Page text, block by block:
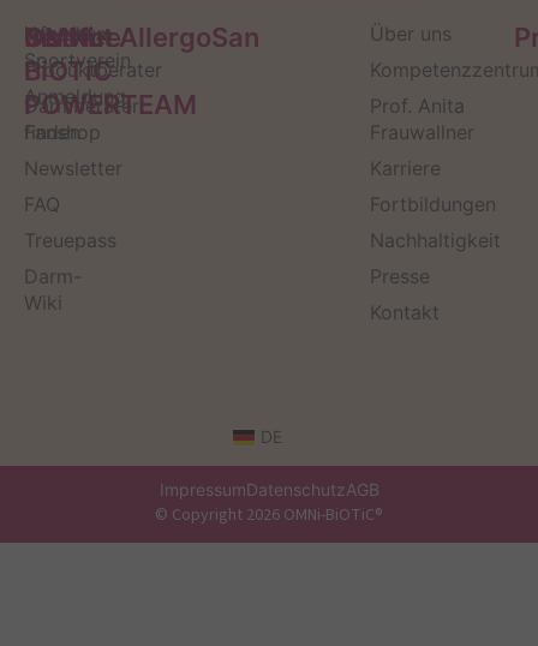
Service
Kontakt
Produktberater
Darmberater
finden
Newsletter
FAQ
Treuepass
Darm-
Wiki
OMNi-
BiOTiC
POWERTEAM
Infos zum
Sportverein
Anmeldung
Fanshop
Institut AllergoSan
Über uns
Prof. Anita
Frauwallner
Karriere
Fortbildungen
Nachhaltigkeit
Presse
Kontakt
DE
ImpressumDatenschutzAGB
© Copyright 2026 OMNi-BiOTiC®